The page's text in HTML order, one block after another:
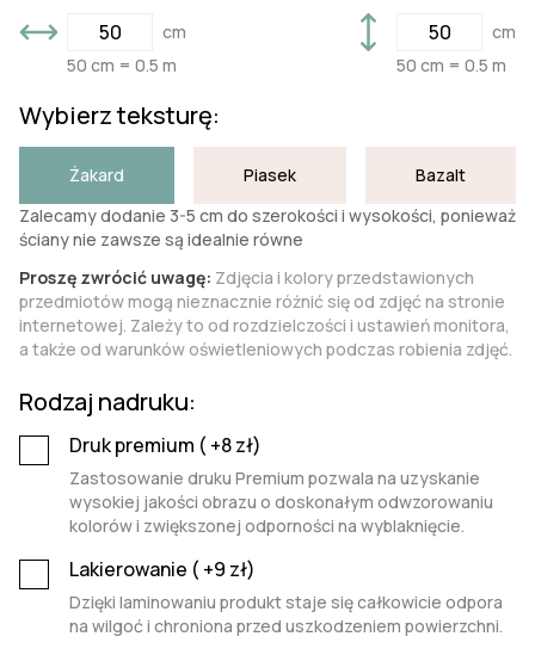
cm
50 cm = 0.5 m
cm
50 cm = 0.5 m
Wybierz teksturę:
Żakard Piasek
Bazalt
Zalecamy dodanie 3-5 cm do szerokości i wysokości, ponieważ
ściany nie zawsze są idealnie równe
Proszę zwrócić uwagę: Zdjęcia i kolory przedstawionych
przedmiotów mogą nieznacznie różnić się od zdjęć na stronie
internetowej. Zależy to od rozdzielczości i ustawień monitora,
a także od warunków oświetleniowych podczas robienia zdjęć.
Rodzaj nadruku:
Druk premium ( +8zł)
Zastosowanie druku Premium pozwala na uzyskanie
wysokiej jakości obrazu o doskonałym odwzorowaniu
kolorów i zwiększonej odporności na wyblaknięcie.
Lakierowanie ( +9 zł)
Dzięki laminowaniu produkt staje się całkowicie odpora
na wilgoć i chroniona przed uszkodzeniem powierzchni.